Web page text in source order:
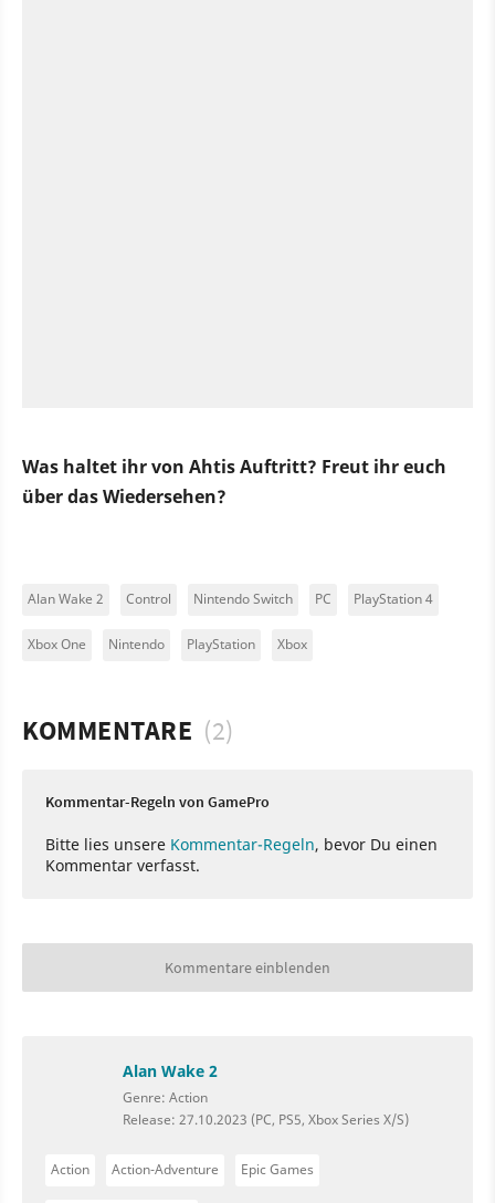
Was haltet ihr von Ahtis Auftritt? Freut ihr euch
über das Wiedersehen?
Alan Wake 2 Control Nintendo Switch PC PlayStation 4
Xbox One Nintendo PlayStation Xbox
KOMMENTARE (2)
Kommentar-Regeln von GamePro
Bitte lies unsere Kommentar-Regeln, bevor Du einen
Kommentar verfasst.
Kommentare einblenden
Alan Wake 2
Genre: Action
Release: 27.10.2023 (PC, PS5, Xbox Series X/S)
Action Action-Adventure Epic Games